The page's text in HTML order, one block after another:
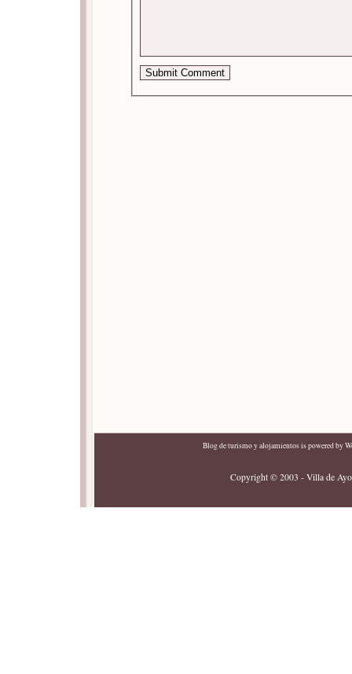
Blog de turismo y alojamientosis powered by
Copyright © 2003 - Villa de